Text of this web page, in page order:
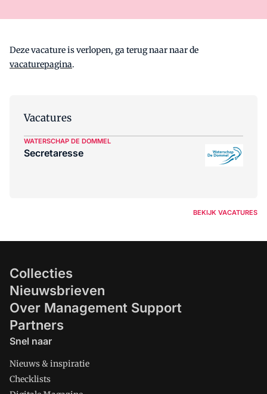
Deze vacature is verlopen, ga terug naar naar de
vacaturepagina.
Vacatures
WATERSCHAP DE DOMMEL
Secretaresse
BEKIJK VACATURES
Collecties
Nieuwsbrieven
Over Management Support
Partners
Snel naar
Nieuws & inspiratie
Checklists